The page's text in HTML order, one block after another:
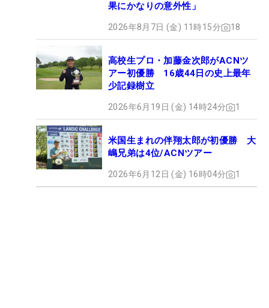
果にかなりの意外性」
2026年8月7日 (金) 11時15分 18
高校生プロ・加藤金次郎がACNツ
アー初優勝 16歳44日の史上最年
少記録樹立
2026年6月19日 (金) 14時24分 1
米国生まれの伴翔太郎が初優勝 大
嶋兄弟は4位/ACNツアー
2026年6月12日 (金) 16時04分 1